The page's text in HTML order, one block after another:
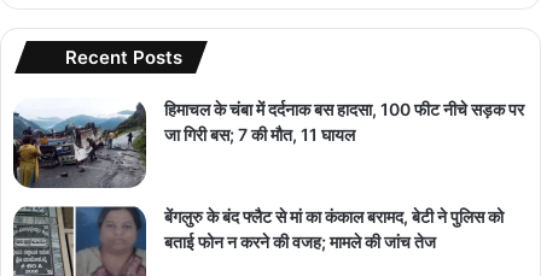
Recent Posts
हिमाचल के चंबा में दर्दनाक बस हादसा, 100 फीट नीचे सड़क पर
जा गिरी बस; 7 की मौत, 11 घायल
बेंगलुरु के बंद फ्लैट से मां का कंकाल बरामद, बेटी ने पुलिस को
बताई फोन न करने की वजह; मामले की जांच तेज